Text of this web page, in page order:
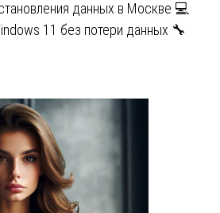
данных в Москве 💻
11 без потери данных 🔧